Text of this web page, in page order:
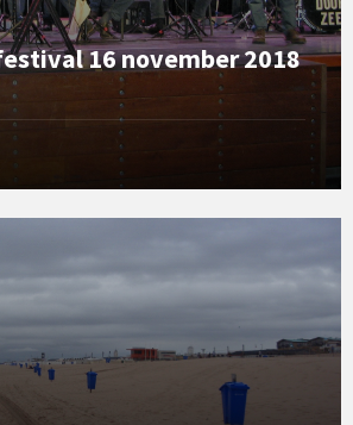
16 november 2018